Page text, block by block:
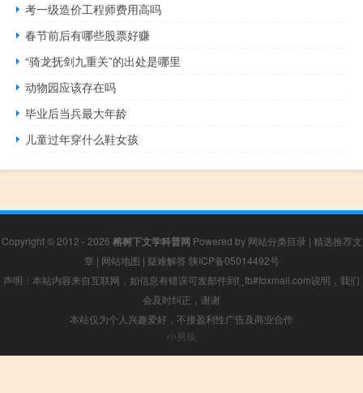
考一级造价工程师费用高吗
春节前后有哪些股票好赚
“骑龙抚剑九重关”的出处是哪里
动物园应该存在吗
毕业后当兵最大年龄
儿童过年穿什么鞋女孩
Copyright © 2012 - 2026 榕树下文学科普网 Powered by 网站分类目录 | 精选推荐文
章 | 网站地图 | 疑难解答 陕ICP备05014492号
声明：本站内容来自互联网，如信息有错误可发邮件到f_fb#foxmail.com说明，我们
会及时纠正，谢谢
本站仅为个人兴趣爱好，不接盈利性广告及商业合作
小男孩